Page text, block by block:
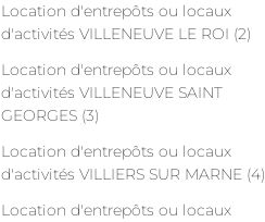
Location d'entrepôts ou locaux
d'activités VILLENEUVE LE ROI (2)
Location d'entrepôts ou locaux
d'activités VILLENEUVE SAINT
GEORGES (3)
Location d'entrepôts ou locaux
d'activités VILLIERS SUR MARNE (4)
Location d'entrepôts ou locaux